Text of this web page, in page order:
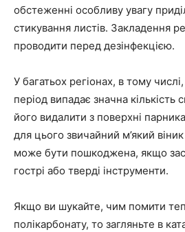
обстеженні особливу увагу
стикування листів. Закладення
проводити перед дезінфекцією.
У багатьох регіонах, в тому
період випадає значна кількість
його видалити з поверхні
для цього звичайний м’який
може бути пошкоджена, якщо
гострі або тверді інструменти.
Якщо ви шукайте, чим помити
полікарбонату, то загляньте в